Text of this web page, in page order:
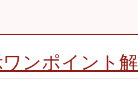
ワンポイント